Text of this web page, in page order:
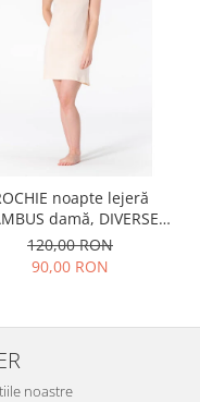
noapte lejeră
damă, DIVERSE
lungimi
120,00 RON
90,00 RON
noastre